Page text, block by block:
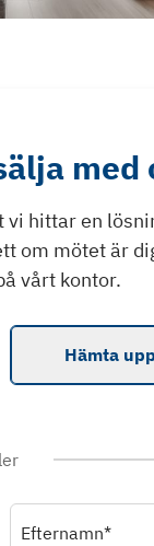
med
hittar en
om mötet är
vårt kontor.
Hämta
Efternamn*